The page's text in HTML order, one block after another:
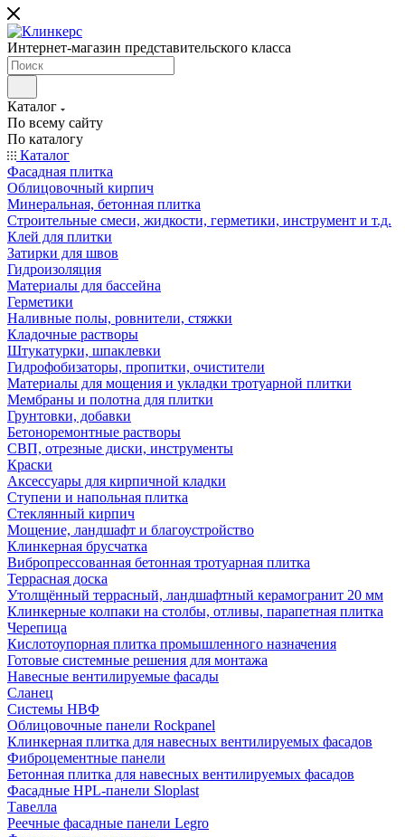
Интернет-магазин представительского класса
Каталог
По всему сайту
По каталогу
Каталог
Фасадная плитка
Облицовочный кирпич
Минеральная, бетонная плитка
Строительные смеси, жидкости, герметики, инструмент и т.д.
Клей для плитки
Затирки для швов
Гидроизоляция
Материалы для бассейна
Герметики
Наливные полы, ровнители, стяжки
Кладочные растворы
Штукатурки, шпаклевки
Гидрофобизаторы, пропитки, очистители
Материалы для мощения и укладки тротуарной плитки
Мембраны и полотна для плитки
Грунтовки, добавки
Бетоноремонтные растворы
СВП, отрезные диски, инструменты
Краски
Аксессуары для кирпичной кладки
Ступени и напольная плитка
Cтеклянный кирпич
Мощение, ландшафт и благоустройство
Клинкерная брусчатка
Вибропрессованная бетонная тротуарная плитка
Террасная доска
Утолщённый террасный, ландшафтный керамогранит 20 мм
Клинкерные колпаки на столбы, отливы, парапетная плитка
Черепица
Кислотоупорная плитка промышленного назначения
Готовые системные решения для монтажа
Навесные вентилируемые фасады
Сланец
Системы НВФ
Облицовочные панели Rockpanel
Клинкерная плитка для навесных вентилируемых фасадов
Фиброцементные панели
Бетонная плитка для навесных вентилируемых фасадов
Фасадные HPL-панели Sloplast
Тавелла
Реечные фасадные панели Legro